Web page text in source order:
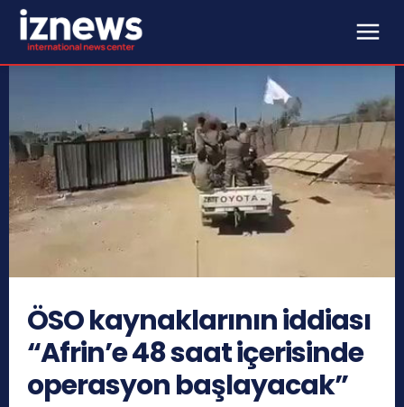
ÖSO kaynaklarının iddiası
“Afrin’e 48 saat içerisinde
operasyon başlayacak”